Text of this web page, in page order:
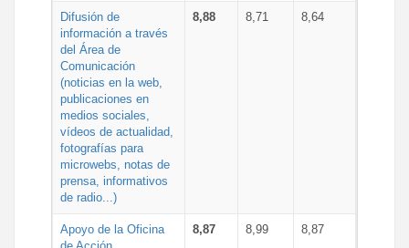
Difusión de
información a través
del Área de
Comunicación
(noticias en la web,
publicaciones en
medios sociales,
vídeos de actualidad,
fotografías para
microwebs, notas de
prensa, informativos
de radio...)
8,88 8,71 8,64
Apoyo de la Oficina
de Acción
8,87 8,99 8,87